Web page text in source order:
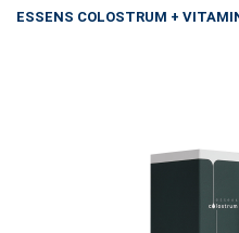
ESSENS COLOSTRUM +